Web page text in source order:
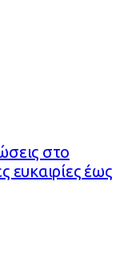
στο
ευκαιρίες έως